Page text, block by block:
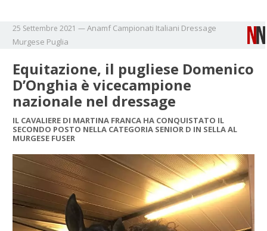
25 Settembre 2021 —Anamf Campionati Italiani Dressage
Murgese Puglia
Equitazione, il pugliese Domenico
D’Onghia è vicecampione
nazionale nel dressage
IL CAVALIERE DI MARTINA FRANCA HA CONQUISTATO IL
SECONDO POSTO NELLA CATEGORIA SENIOR D IN SELLA AL
MURGESE FUSER